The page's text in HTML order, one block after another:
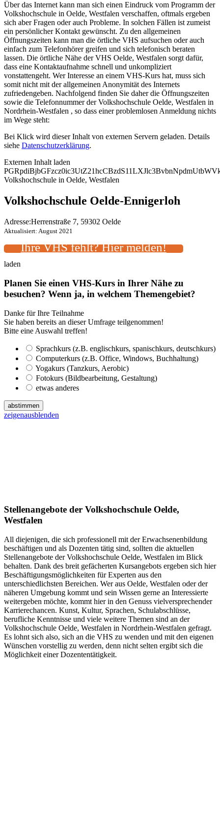
Über das Internet kann man sich einen Eindruck vom Programm der
Volkshochschule in Oelde, Westfalen verschaffen, oftmals ergeben
sich aber Fragen oder auch Probleme. In solchen Fällen ist zumeist
ein persönlicher Kontakt gewünscht. Zu den allgemeinen
Öffnungszeiten kann man die örtliche VHS aufsuchen oder auch
einfach zum Telefonhörer greifen und sich telefonisch beraten
lassen. Die örtliche Nähe der VHS Oelde, Westfalen sorgt dafür,
dass eine Kontaktaufnahme schnell und unkompliziert
vonstattengeht. Wer Interesse an einem VHS-Kurs hat, muss sich
somit nicht mit der allgemeinen Anonymität des Internets
zufriedengeben. Nachfolgend finden Sie daher die Öffnungszeiten
sowie die Telefonnummer der Volkshochschule Oelde, Westfalen in
Nordrhein-Westfalen , so dass einer problemlosen Anmeldung nichts
im Wege steht:
Bei Klick wird dieser Inhalt von externen Servern geladen. Details
siehe Datenschutzerklärung.
Externen Inhalt laden
Volkshochschule in Oelde, Westfalen
Volkshochschule Oelde-Ennigerloh
Adresse:Herrenstraße 7, 59302 Oelde
Aktualisiert: August 2021
Ihre VHS fehlt? Hier melden!
laden
Planen Sie einen VHS-Kurs in Ihrer Nähe zu
besuchen? Wenn ja, in welchem Themengebiet?
Danke für Ihre Teilnahme
Sie haben bereits an dieser Umfrage teilgenommen!
Bitte eine Auswahl treffen!
Sprachkurs (z.B. englischkurs, spanischkurs, deutschkurs)
Computerkurs (z.B. Office, Windows, Buchhaltung)
Yogakurs (Tanzkurs, Aerobic)
Fotokurs (Bildbearbeitung, Gestaltung)
etwas anderes
abstimmen
zeigenausblenden
Stellenangebote der Volkshochschule Oelde,
Westfalen
All diejenigen, die sich professionell mit der Erwachsenenbildung
beschäftigen und als Dozenten tätig sind, sollten die aktuellen
Stellenangebote der Volkshochschule Oelde, Westfalen im Blick
behalten. Dank des breit gefächerten Kursangebots ergeben sich hier
Beschäftigungsmöglichkeiten für Experten aus den
unterschiedlichsten Bereichen. Wer aus Oelde, Westfalen oder der
näheren Umgebung kommt und sein Wissen gerne an Interessierte
weitergeben möchte, kommt hier in den Genuss vielversprechender
Karrierechancen. Kunst, Kultur, Sprachen, Schulabschlüsse,
berufliche Kenntnisse und viele weitere Themen sind an der
Volkshochschule Oelde, Westfalen in Nordrhein-Westfalen gefragt.
Es lohnt sich also, sich an die VHS zu wenden und mit den eigenen
Wünschen vorstellig zu werden, denn nicht selten ergibt sich die
Möglichkeit einer Dozententätigkeit.